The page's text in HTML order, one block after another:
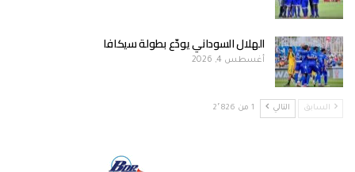
الهلال السوداني يودّع بطولة سيكافا
أغسطس 4, 2026
السابق التالي 1 من 2٬826